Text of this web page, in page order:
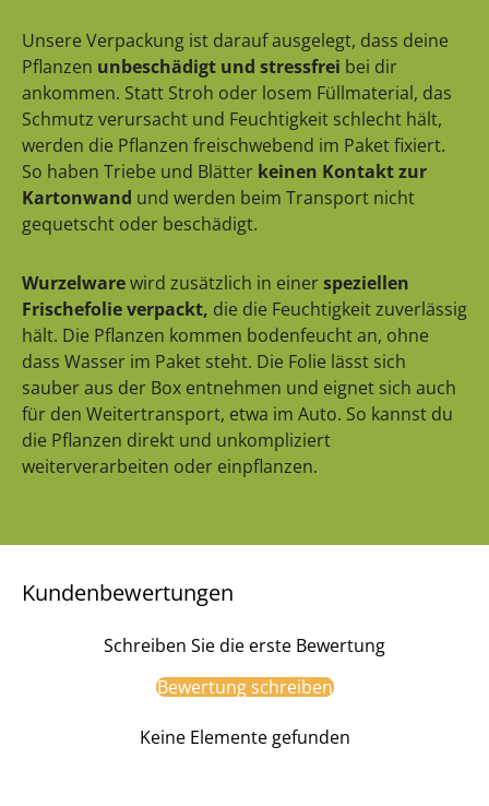
Unsere Verpackung ist darauf ausgelegt, dass deine
Pflanzen unbeschädigt und stressfrei bei dir
ankommen. Statt Stroh oder losem Füllmaterial, das
Schmutz verursacht und Feuchtigkeit schlecht hält,
werden die Pflanzen freischwebend im Paket fixiert.
So haben Triebe und Blätter keinen Kontakt zur
Kartonwand und werden beim Transport nicht
gequetscht oder beschädigt.
Wurzelwarewird zusätzlich in einerspeziellen
Frischefolie verpackt, die die Feuchtigkeit zuverlässig
hält. Die Pflanzen kommen bodenfeucht an, ohne
dass Wasser im Paket steht. Die Folie lässt sich
sauber aus der Box entnehmen und eignet sich auch
für den Weitertransport, etwa im Auto. So kannst du
die Pflanzen direkt und unkompliziert
weiterverarbeiten oder einpflanzen.
Kundenbewertungen
Schreiben Sie die erste Bewertung
Bewertung schreiben
Keine Elemente gefunden